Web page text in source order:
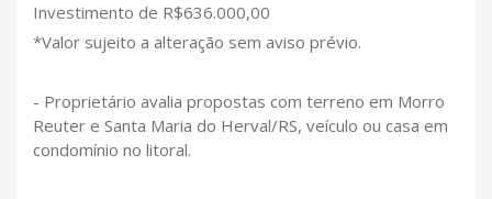
Investimento de R$636.000,00
*Valor sujeito a alteração sem aviso prévio.
- Proprietário avalia propostas com terreno em Morro
Reuter e Santa Maria do Herval/RS, veículo ou casa em
condomínio no litoral.